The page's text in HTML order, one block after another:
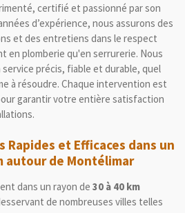
certifié et passionné par son
d’expérience, nous assurons des
et des entretiens dans le respect
en plomberie qu'en serrurerie. Nous
précis, fiable et durable, quel
à résoudre. Chaque intervention est
garantir votre entière satisfaction
et Efficaces dans un
autour de Montélimar
dans un rayon de 30 à 40 km
de nombreuses villes telles